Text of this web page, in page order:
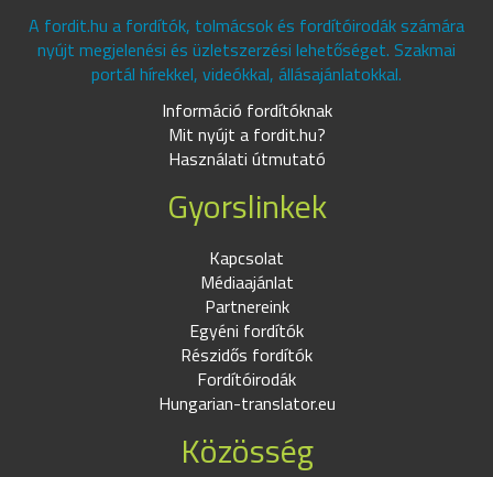
A fordit.hu a fordítók, tolmácsok és fordítóirodák számára
nyújt megjelenési és üzletszerzési lehetőséget. Szakmai
portál hírekkel, videókkal, állásajánlatokkal.
Információ fordítóknak
Mit nyújt a fordit.hu?
Használati útmutató
Gyorslinkek
Kapcsolat
Médiaajánlat
Partnereink
Egyéni fordítók
Részidős fordítók
Fordítóirodák
Hungarian-translator.eu
Közösség